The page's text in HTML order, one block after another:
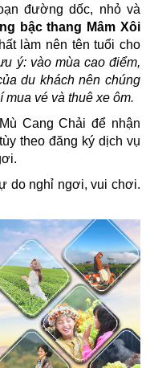
đường dốc, nhỏ và
bậc thang Mâm Xôi
làm nên tên tuổi cho
ý: vào mùa cao điểm,
du khách nên chúng
vé và thuê xe ôm.
Cang Chải để nhận
theo đăng ký dịch vụ
do nghỉ ngơi, vui chơi.